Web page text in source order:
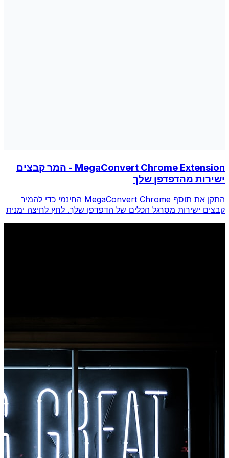
MegaConvert Chrome Extension - המר קבצים
ישירות מהדפדפן שלך
התקן את תוסף MegaConvert Chrome החינמי כדי להמיר
קבצים ישירות מסרגל הכלים של הדפדפן שלך. לחץ לחיצה ימנית